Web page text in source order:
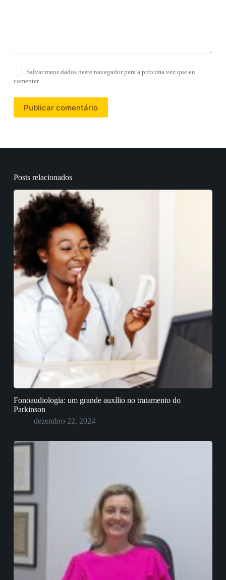
Salvar meus dados neste navegador para a próxima vez que eu
comentar.
Publicar comentário
Posts relacionados
Fonoaudiologia: um grande auxílio no tratamento do
Parkinson
dezembro 22, 2024